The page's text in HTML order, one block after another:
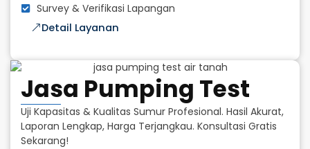
Survey & Verifikasi Lapangan
Detail Layanan
Jasa Pumping Test
Uji Kapasitas & Kualitas Sumur Profesional. Hasil Akurat,
Laporan Lengkap, Harga Terjangkau. Konsultasi Gratis
Sekarang!